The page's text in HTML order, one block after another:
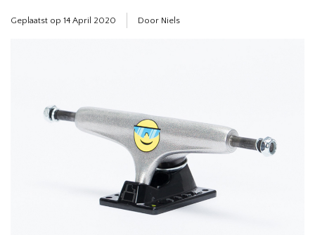
ACCESSOIRES
Geplaatst op 14 April 2020 Door Niels